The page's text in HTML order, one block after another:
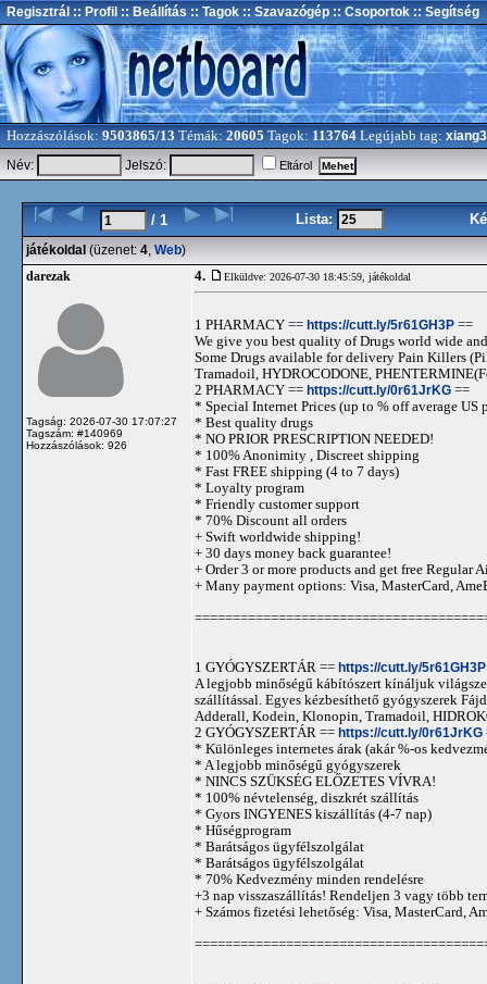
Regisztrál :: Profil :: Beállítás :: Tagok :: Szavazógép :: Csoportok :: Segítség
Hozzászólások: 9503865/13 Témák: 20605 Tagok: 113764 Legújabb tag:
Név:
Jelszó: Eltárol
/ 1 Lista:
játékoldal (üzenet: 4, Web)
darezak
Tagság: 2026-07-30 17:07:27
Tagszám: #140969
Hozzászólások: 926
4. Elküldve: 2026-07-30 18:45:59, játékoldal
1 PHARMACY == https://cutt.ly/5r61GH3P ==
We give you best quality of Drugs world wide
Some Drugs available for delivery Pain Killers
Tramadoil, HYDROCODONE,
2 PHARMACY == https://cutt.ly/0r61JrKG ==
* Special Internet Prices (up to % off average US
* Best quality drugs
* NO PRIOR PRESCRIPTION NEEDED!
* 100% Anonimity , Discreet shipping
* Fast FREE shipping (4 to 7 days)
* Loyalty program
* Friendly customer support
* 70% Discount all orders
+ Swift worldwide shipping!
+ 30 days money back guarantee!
+ Order 3 or more products and get free Regular
+ Many payment options: Visa, MasterCard,
1 GYÓGYSZERTÁR == https://cutt.ly/5r61GH3P
A legjobb minőségű kábítószert kínáljuk
szállítással. Egyes kézbesíthető gyógyszerek
Adderall, Kodein, Klonopin, Tramadoil,
2 GYÓGYSZERTÁR == https://cutt.ly/0r61JrKG
* Különleges internetes árak (akár %-os
* A legjobb minőségű gyógyszerek
* NINCS SZÜKSÉG ELŐZETES VÍVRA!
* 100% névtelenség, diszkrét szállítás
* Gyors INGYENES kiszállítás (4-7 nap)
* Hűségprogram
* Barátságos ügyfélszolgálat
* Barátságos ügyfélszolgálat
* 70% Kedvezmény minden rendelésre
+3 nap visszaszállítás! Rendeljen 3 vagy több
+ Számos fizetési lehetőség: Visa, MasterCard,